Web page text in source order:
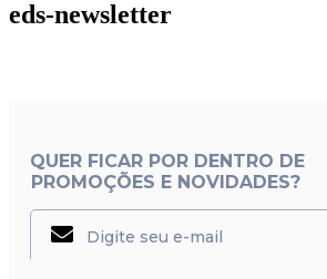
eds-newsletter
QUER FICAR POR DENTRO DE
PROMOÇÕES E NOVIDADES?